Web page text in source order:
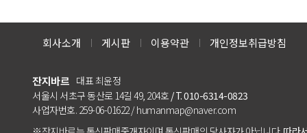
회사소개 게시판 이용약관 개인정보취급방침
잔지바르 대표 최윤정
서울시 서초구 동산로 14길 49, 204호 / T. 010-6314-0823
사업자번호. 259-06-01622 / humanmap@naver.com